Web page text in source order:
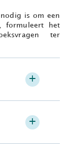
is om een
formuleert het
ter